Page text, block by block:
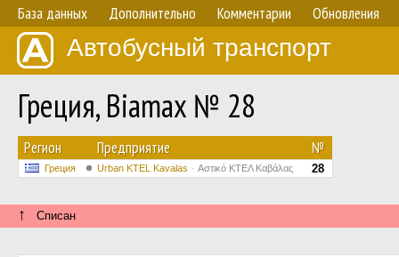
База данных Дополнительно Комментарии Обновления
Автобусный транспорт
Греция, Biamax № 28
Регион Предприятие №
Греция Urban KTEL Kavalas Αστικό ΚΤΕΛ Καβάλας 28
↑ Списан